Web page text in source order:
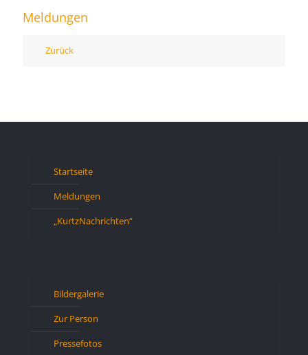
Meldungen
Zurück
Startseite
Meldungen
„KurtzNachrichten“
Bildergalerie
Zur Person
Pressefotos